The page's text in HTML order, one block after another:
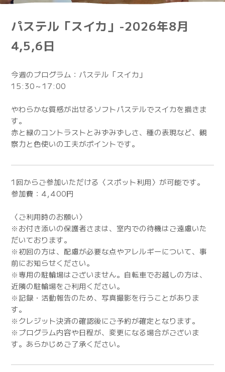
パステル「スイカ」-2026年8月
4,5,6日
今週のプログラム：パステル「スイカ」
15:30～17:00
やわらかな質感が出せるソフトパステルでスイカを描きま
す。
赤と緑のコントラストとみずみずしさ、種の表現など、観
察力と色使いの工夫がポイントです。
1回からご参加いただける〈スポット利用〉が可能です。
参加費：4,400円
〈ご利用時のお願い〉
※お付き添いの保護者さまは、室内での待機はご遠慮いた
だいております。
※初回の方は、配慮が必要な点やアレルギーについて、事
前にお知らせください。
※専用の駐輪場はございません。自転車でお越しの方は、
近隣の駐輪場をご利用ください。
※記録・活動報告のため、写真撮影を行うことがありま
す。
※クレジット決済の確認後にご予約が確定となります。
※プログラム内容や日程が、変更になる場合がございま
す。あらかじめご了承ください。